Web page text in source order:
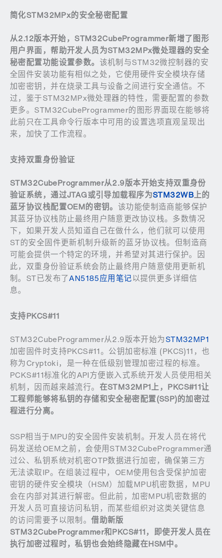
简化STM32MPx的安全秘密配置
从2.12版本开始， STM32CubeProgrammer新增了图形
用户界面，帮助开发人员为STM32MPx微处理器的安全
秘密配置功能设置参数。 该机制与STM32微控制器的安
全固件安装功能有相似之处，它使用硬件安全模块存储
加密密钥，并在烧录工具与设备之间进行安全通信。不
过，鉴于STM32MPx微处理器的特性，需要配置的参数
更多。STM32CubeProgrammer的图形界面现在能够将
此前只在工具命令行版本中可用的设置选项直观呈现出
来，加快了工作流程。
支持双重身份验证
STM32CubeProgrammer从2.9版本开始支持双重身份
验证系统，通过JTAG或引导加载程序为STM32WB上的
蓝牙协议栈配置OEM的密钥。 该功能使制造商能够保护
其蓝牙协议栈防止最终用户随意更改协议栈。多数情况
下，如果开发人员知道自己在做什么，他们就可以使用
ST的安全固件更新机制升级新的蓝牙协议栈。但制造商
可能会提供一个特定的环境，并希望对其进行保护。因
此，双重身份验证系统会防止最终用户随意使用更新机
制。ST已发布了AN5185应用笔记以提供更多详细信
息。
支持PKCS#11
STM32CubeProgrammer从2.9版本开始为STM32MP1
加密固件时支持PKCS#11。公钥加密标准 (PKCS)11，也
称为Cryptoki，是一种在低级别管理加密过程的标准。
PCKS#11标准化的API方便嵌入式系统开发人员使用相关
机制，因而越来越流行。 在STM32MP1上， PKCS#11让
工程师能够将私钥的存储和安全秘密配置(SSP)的加密过
程进行分离。
SSP相当于MPU的安全固件安装机制。开发人员在将代
码发送给OEM之前，会使用STM32CubeProgrammer通
过公、私钥系统对机密OTP数据进行加密，确保第三方
无法读取IP。在组装过程中，OEM使用包含受保护加密
密钥的硬件安全模块（HSM）加载MPU机密数据，MPU
会在内部对其进行解密。但此前，加密MPU机密数据的
开发人员可直接访问私钥，而某些组织对这类关键信息
的访问需要予以限制。借助新版
STM32CubeProgrammer和PKCS#11，即使开发人员在
执行加密过程时，私钥也会始终隐藏在HSM中。